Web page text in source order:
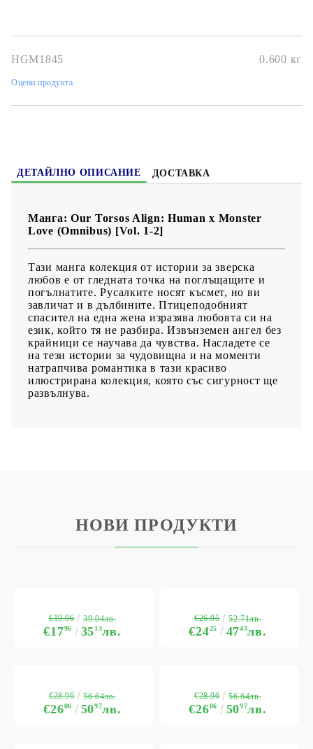
Дата на издаване:
Жанр:Comedy, Romance
HGM1845 0.600 кг
Оцени продукта
ДЕТАЙЛНО ОПИСАНИЕ ДОСТАВКА
Манга: Our Torsos Align: Human x Monster
Love (Omnibus) [Vol. 1-2]
Тази манга колекция от истории за зверска
любов е от гледната точка на поглъщащите и
погълнатите. Русалките носят късмет, но ви
завличат и в дълбините. Птицеподобният
спасител на една жена изразява любовта си на
език, който тя не разбира. Извънземен ангел без
крайници се научава да чувства. Насладете се
на тези истории за чудовищна и на моменти
натрапчива романтика в тази красиво
илюстрирана колекция, която със сигурност ще
развълнува.
НОВИ ПРОДУКТИ
€1796 3513лв.
€19.96 39.04лв.
€2425 4743лв.
€26.95 52.71лв.
€2606 5097лв.
€28.96 56.64лв.
€2606 5097лв.
€28.96 56.64лв.